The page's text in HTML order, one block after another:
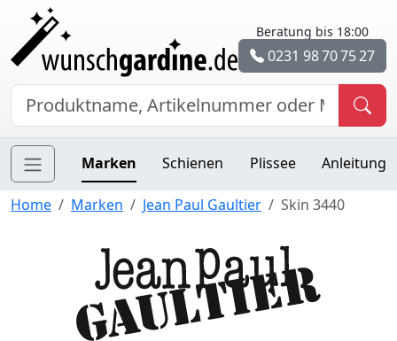
Beratung bis 18:00
0231 98 70 75 27
Marken Schienen Plissee Anleitung
Home Marken Jean Paul Gaultier Skin 3440